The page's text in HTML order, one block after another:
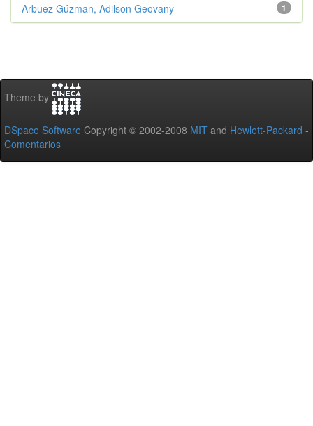
1
Arbuez Gúzman, Adilson Geovany
Theme by
DSpace Software Copyright © 2002-2008 MIT and Hewlett-Packard -
Comentarios